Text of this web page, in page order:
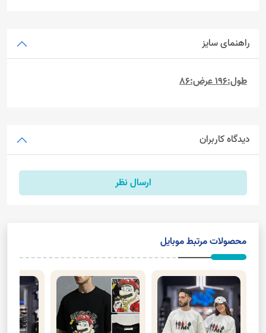
راهنمای سایز
طول:196 عرض:86
دیدگاه کاربران
ارسال نظر
محصولات مرتبط موبایل